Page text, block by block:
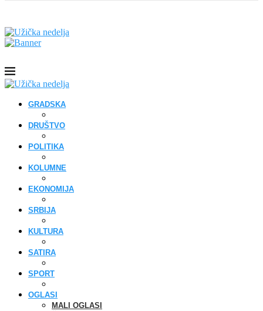
GRADSKA
DRUŠTVO
POLITIKA
KOLUMNE
EKONOMIJA
SRBIJA
KULTURA
SATIRA
SPORT
OGLASI
MALI OGLASI